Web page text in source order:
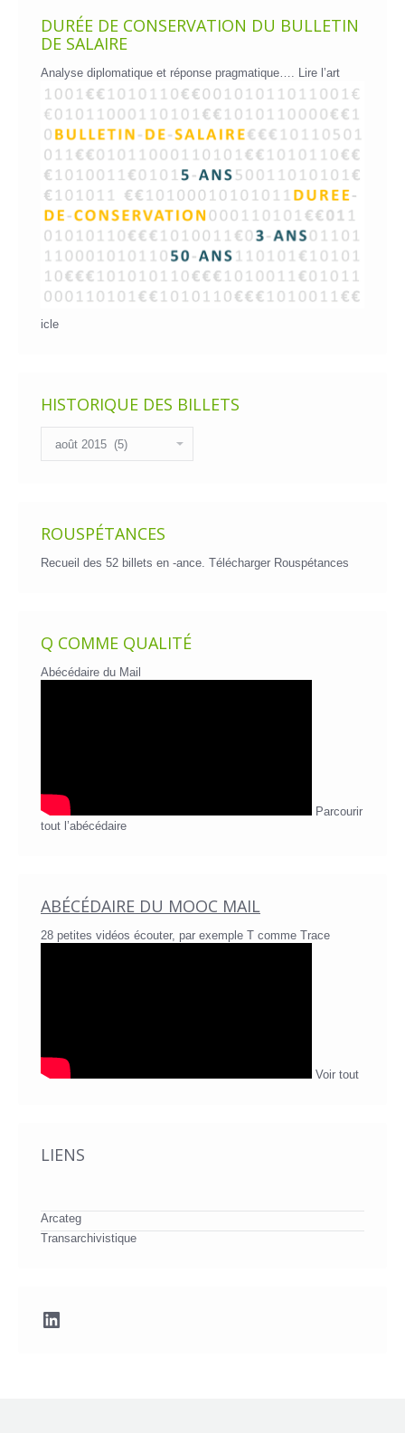
DURÉE DE CONSERVATION DU BULLETIN
DE SALAIRE
Analyse diplomatique et réponse pragmatique…. Lire l’art
icle
HISTORIQUE DES BILLETS
des
billets
ROUSPÉTANCES
Recueil des 52 billets en -ance. Télécharger Rouspétances
Q COMME QUALITÉ
Abécédaire du Mail
Parcourir
tout l’abécédaire
ABÉCÉDAIRE DU MOOC MAIL
28 petites vidéos écouter, par exemple T comme Trace
Voir tout
LIENS
Arcateg
Transarchivistique
LinkedIn